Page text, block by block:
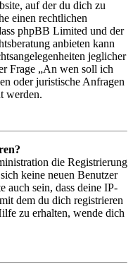
auf der du dich zu
einen rechtlichen
phpBB Limited und der
anbieten kann
jeglicher
Frage „An wen soll ich
oder juristische Anfragen
werden.
die Registrierung
keine neuen Benutzer
auch sein, dass deine IP-
dem du dich registrieren
zu erhalten, wende dich